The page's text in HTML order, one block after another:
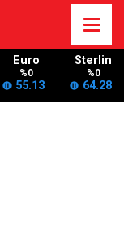
Euro
%0
55.13
Sterlin
%0
64.28